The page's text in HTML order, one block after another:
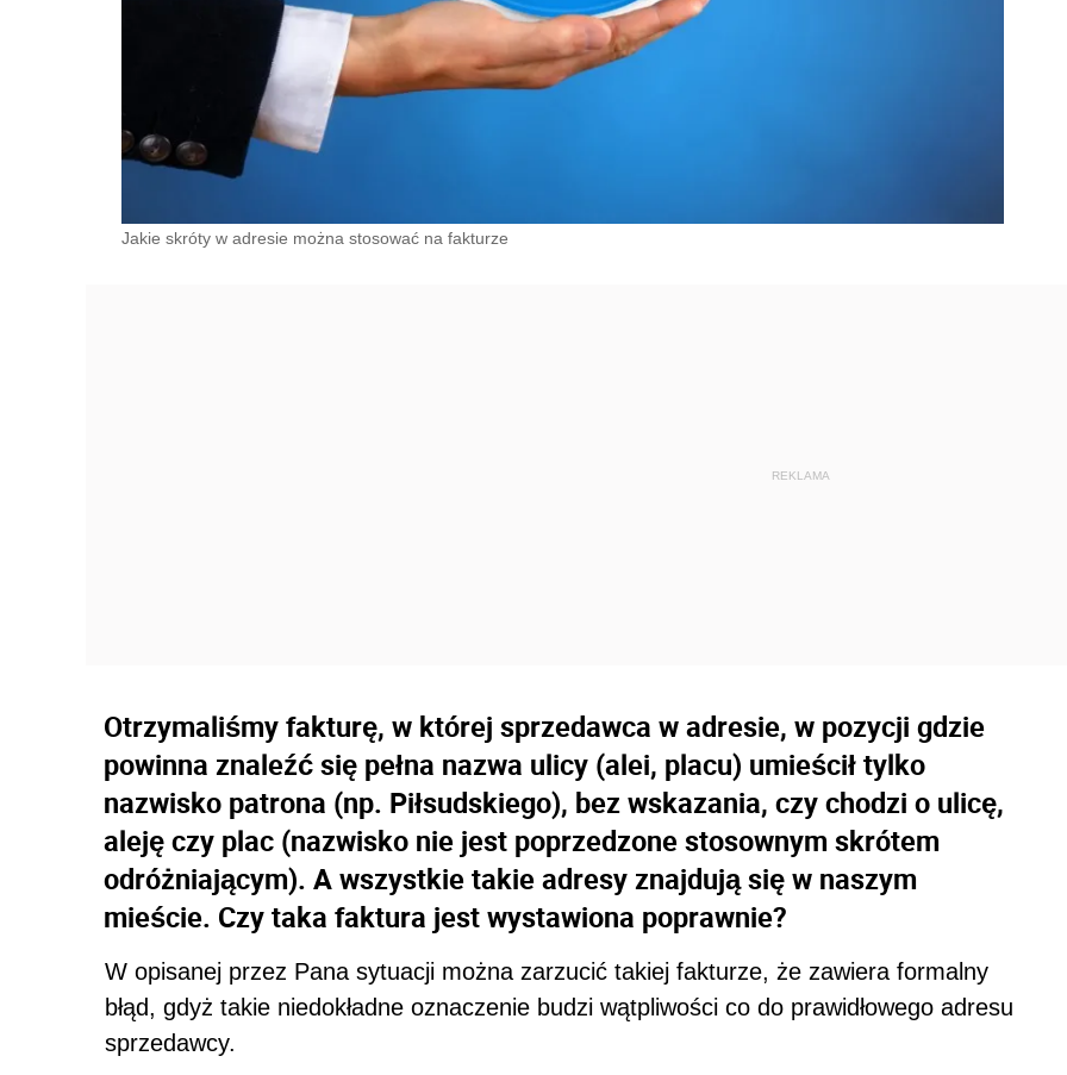
Jakie skróty w adresie można stosować na fakturze
Otrzymaliśmy fakturę, w której sprzedawca w adresie, w pozycji gdzie
powinna znaleźć się pełna nazwa ulicy (alei, placu) umieścił tylko
nazwisko patrona (np. Piłsudskiego), bez wskazania, czy chodzi o ulicę,
aleję czy plac (nazwisko nie jest poprzedzone stosownym skrótem
odróżniającym). A wszystkie takie adresy znajdują się w naszym
mieście. Czy taka faktura jest wystawiona poprawnie?
W opisanej przez Pana sytuacji można zarzucić takiej fakturze, że zawiera formalny
błąd, gdyż takie niedokładne oznaczenie budzi wątpliwości co do prawidłowego adresu
sprzedawcy.